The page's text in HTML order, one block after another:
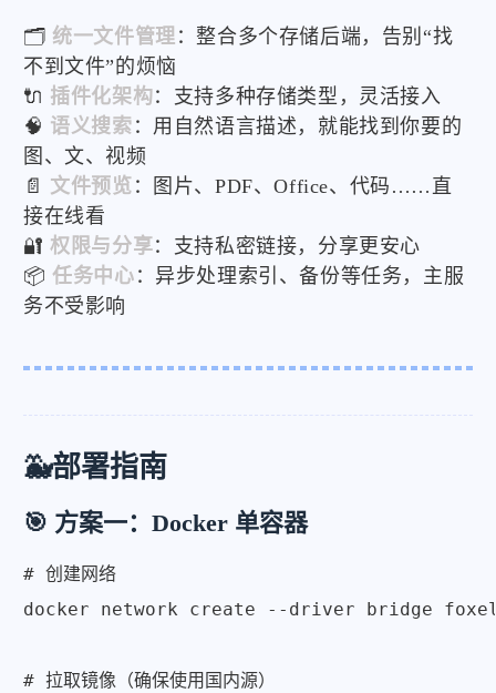
🗂️ 统一文件管理 ：整合多个存储后端，告别“找
不到文件”的烦恼
🔌 插件化架构：支持多种存储类型，灵活接入
🧠 语义搜索 ：用自然语言描述，就能找到你要的
图、文、视频
📄 文件预览 ：图片、PDF、Office、代码……直
接在线看
🔐权限与分享：支持私密链接，分享更安心
📦任务中心 ：异步处理索引、备份等任务，主服
务不受影响
🐳部署指南
🎯 方案一：Docker 单容器
# 创建网络
docker network create --driver bridge
# 拉取镜像（确保使用国内源）